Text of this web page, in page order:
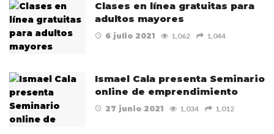
Clases en línea gratuitas para
adultos mayores
6 julio 2021 1,062 1,044
Ismael Cala presenta Seminario
online de emprendimiento
27 junio 2021 1,034 1,012